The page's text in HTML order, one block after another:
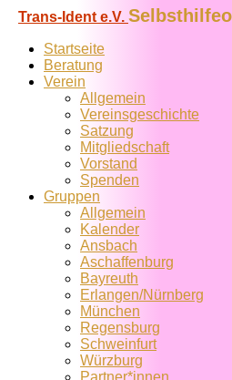
Trans-Ident e.V.
Startseite
Beratung
Verein
Allgemein
Vereins­geschichte
Satzung
Mitglied­schaft
Vorstand
Spenden
Gruppen
Allgemein
Kalender
Ansbach
Aschaffenburg
Bayreuth
Erlangen/Nürnberg
München
Regensburg
Schweinfurt
Würzburg
Partner*innen